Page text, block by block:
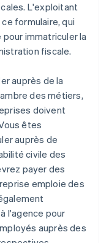
L'exploitant
formulaire, qui
immatriculer la
fiscale.
auprès de la
des métiers,
doivent
êtes
auprès de
civile des
payer des
emploie des
l'agence pour
auprès des